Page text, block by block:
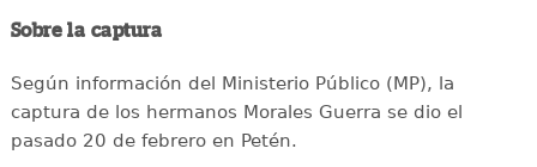
Sobre la captura
Según información del Ministerio Público (MP), la
captura de los hermanos Morales Guerra se dio el
pasado 20 de febrero en Petén.